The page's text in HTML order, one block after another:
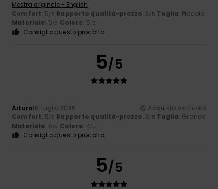
Mostra originale - English
Comfort: 5/5 Rapporto qualità-prezzo: 3/5 Taglia: Piccolo
Materiale: 5/5 Colore: 5/5
Consiglio questo prodotto
5/5
Arturo10. luglio 2026
Acquisto verificato
Comfort: 5/5 Rapporto qualità-prezzo: 3/5 Taglia: Grande
Materiale: 5/5 Colore: 4/5
Consiglio questo prodotto
5/5